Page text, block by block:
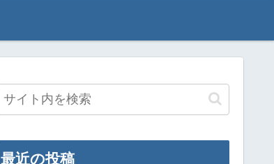
最近の投稿